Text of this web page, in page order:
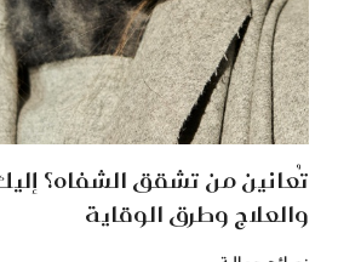
تُعانين من تشقق الشفاه؟
والعلاج وطرق الوقاية